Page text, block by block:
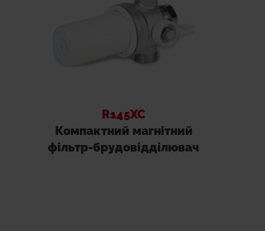
R145XC
Компактний магнітний
фільтр-брудовідділювач